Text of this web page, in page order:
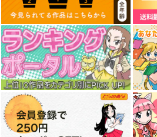
LACKGAKIBOX2025
珈琲紳士の部屋
3,144円（税込）
Fate/Grand Order
藤堂平助
一文字則宗
岡田以蔵
サンプル
カート
PHS
WIREFRAME
1,000円（税込）
兎田ぺこら
サンプル
作品詳細
PPPP
WIREFRAME
1,000円（税込）
兎田ぺこら
サンプル
作品詳細